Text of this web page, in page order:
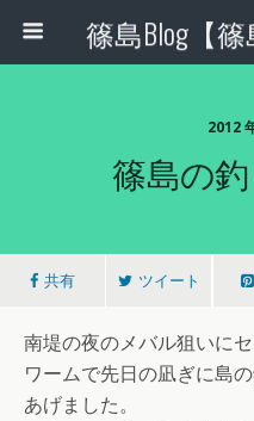
2012
篠島の
共有 ツイート
南堤の夜のメバル狙いにセ
ワームで先日の凪ぎに島
あげました。